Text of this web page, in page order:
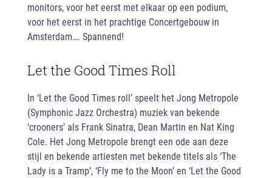
monitors, voor het eerst met elkaar op een podium,
voor het eerst in het prachtige Concertgebouw in
Amsterdam…. Spannend!
Let the Good Times Roll
In ‘Let the Good Times roll’ speelt het Jong Metropole
(Symphonic Jazz Orchestra) muziek van bekende
‘crooners’ als Frank Sinatra, Dean Martin en Nat King
Cole. Het Jong Metropole brengt een ode aan deze
stijl en bekende artiesten met bekende titels als ‘The
Lady is a Tramp’, ‘Fly me to the Moon’ en ‘Let the Good